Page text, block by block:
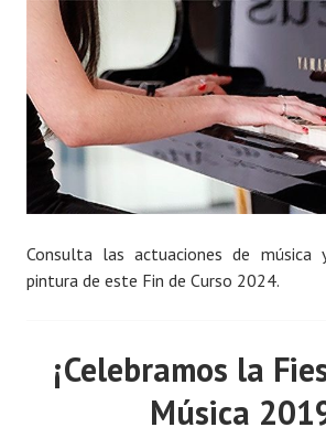
Consulta las actuaciones de música
pintura de este Fin de Curso 2024.
¡Celebramos la
Música